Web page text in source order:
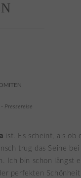
Pressereise
ist. Es scheint, als ob
trug das Seine
Ich bin schon längst
perfekten